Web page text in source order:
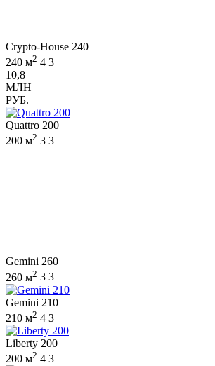
Crypto-House 240
240 м2 4 3
10,8
МЛН
РУБ.
Quattro 200
200 м2 3 3
Gemini 260
260 м2 3 3
Gemini 210
210 м2 4 3
Liberty 200
200 м2 4 3